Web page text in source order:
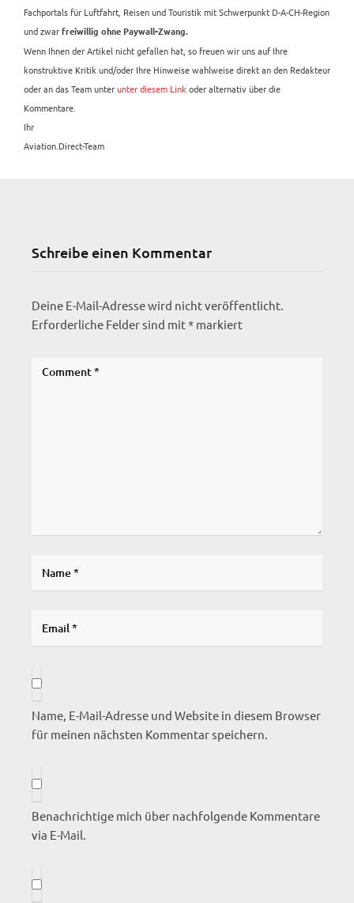
Fachportals für Luftfahrt, Reisen und Touristik mit Schwerpunkt D-A-CH-Region
und zwar freiwillig ohne Paywall-Zwang.
Wenn Ihnen der Artikel nicht gefallen hat, so freuen wir uns auf Ihre
konstruktive Kritik und/oder Ihre Hinweise wahlweise direkt an den Redakteur
oder an das Team unterunter diesem Link oder alternativ über die
Kommentare.
Ihr
Aviation.Direct-Team
Schreibe einen Kommentar
Deine E-Mail-Adresse wird nicht veröffentlicht.
Erforderliche Felder sind mit* markiert
Name, E-Mail-Adresse und Website in diesem Browser
für meinen nächsten Kommentar speichern.
Benachrichtige mich über nachfolgende Kommentare
via E-Mail.